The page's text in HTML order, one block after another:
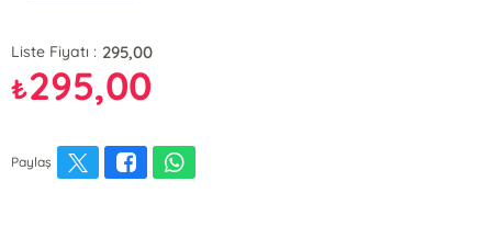
Liste Fiyatı : 295,00
₺295,00
Paylaş